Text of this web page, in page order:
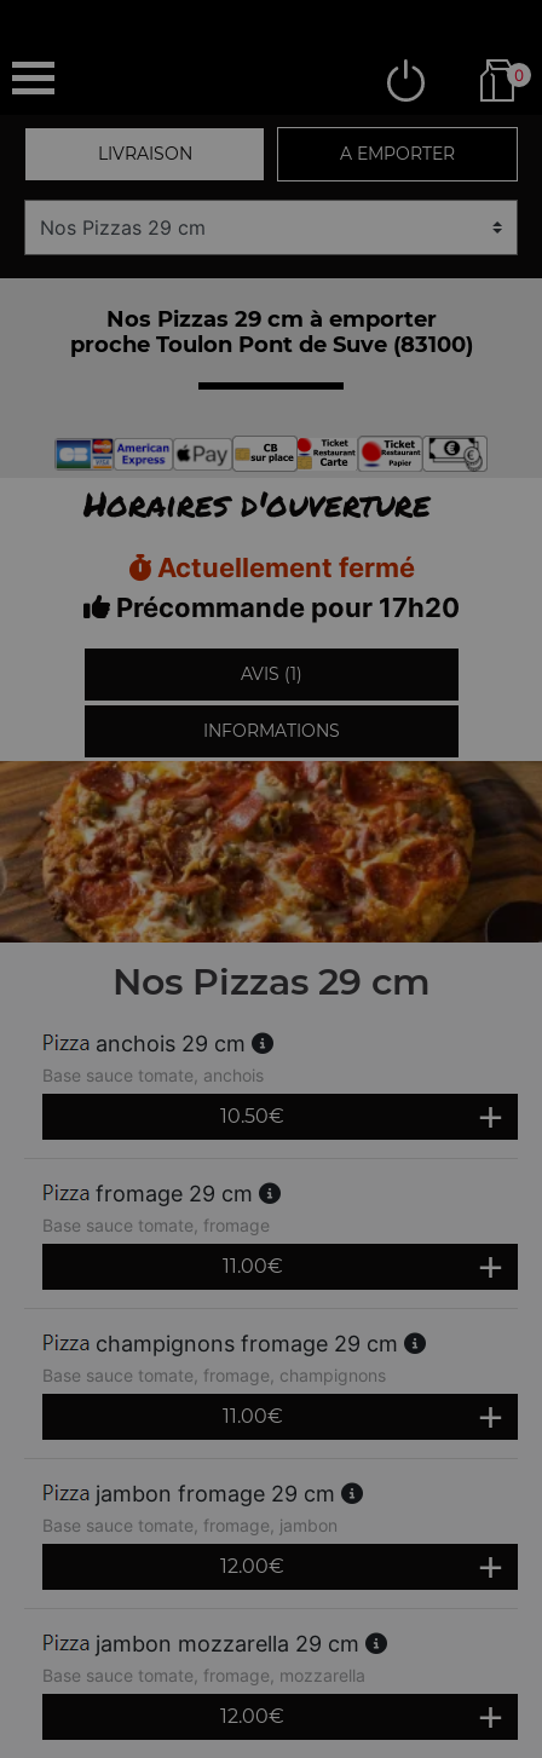
0
LIVRAISON A EMPORTER
Nos Pizzas 29 cm à emporter
proche Toulon Pont de Suve (83100)
Horaires d'ouverture
Actuellement fermé
Précommande pour 17h20
AVIS (1)
INFORMATIONS
Nos Pizzas 29 cm
anchois 29 cm
Base sauce tomate, anchois
10.50€
fromage 29 cm
Base sauce tomate, fromage
11.00€
champignons fromage 29 cm
Base sauce tomate, fromage, champignons
11.00€
jambon fromage 29 cm
Base sauce tomate, fromage, jambon
12.00€
jambon mozzarella 29 cm
Base sauce tomate, fromage, mozzarella
12.00€